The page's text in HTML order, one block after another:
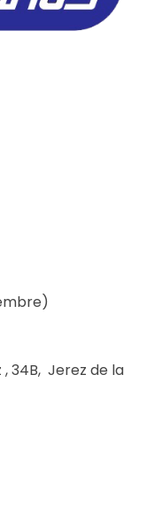
34B, Jerez de la